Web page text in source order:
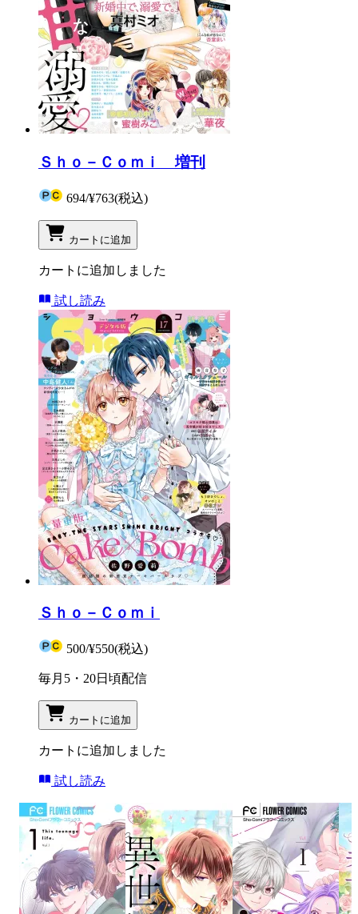
Ｓｈｏ－Ｃｏｍｉ 増刊
694/¥763(税込)
カートに追加
カートに追加しました
試し読み
Ｓｈｏ－Ｃｏｍｉ
500/¥550(税込)
毎月5・20日頃配信
カートに追加
カートに追加しました
試し読み